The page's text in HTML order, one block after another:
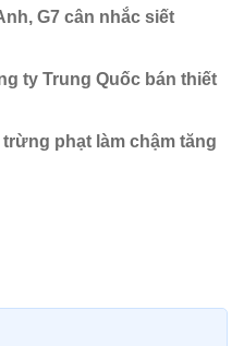
G7 cân nhắc siết
ty Trung Quốc bán thiết
phạt làm chậm tăng